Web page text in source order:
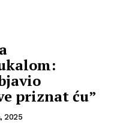
priznat ću”
2025